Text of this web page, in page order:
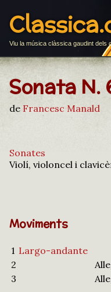
Viu la música clàssica gaudint dels
Sonata N.
de Francesc Manald
Sonates
Violí, violoncel i
Moviments
1 Largo-andante
2
3